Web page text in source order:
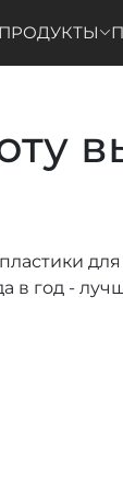
ПРОДУКТЫ
в год -